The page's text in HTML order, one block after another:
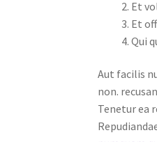
Et
Et
Qui
Aut facilis
non.
Tenetur ea